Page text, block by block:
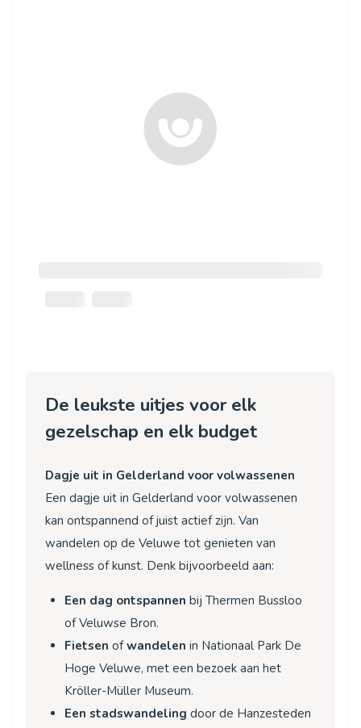
De leukste uitjes voor elk
gezelschap en elk budget
Dagje uit in Gelderland voor volwassenen
Een dagje uit in Gelderland voor volwassenen
kan ontspannend of juist actief zijn. Van
wandelen op de Veluwe tot genieten van
wellness of kunst. Denk bijvoorbeeld aan:
Een dag ontspannen bij Thermen Bussloo
of Veluwse Bron.
Fietsen ofwandelen in Nationaal Park De
Hoge Veluwe, met een bezoek aan het
Kröller-Müller Museum.
Een stadswandeling door de Hanzesteden